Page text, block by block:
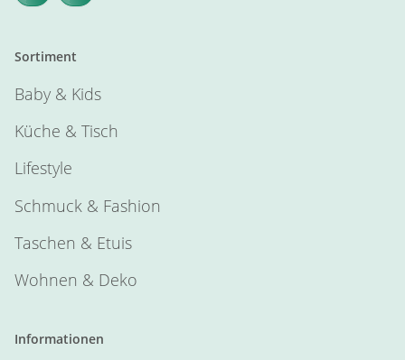
Sortiment
Baby & Kids
Küche & Tisch
Lifestyle
Schmuck & Fashion
Taschen & Etuis
Wohnen & Deko
Informationen